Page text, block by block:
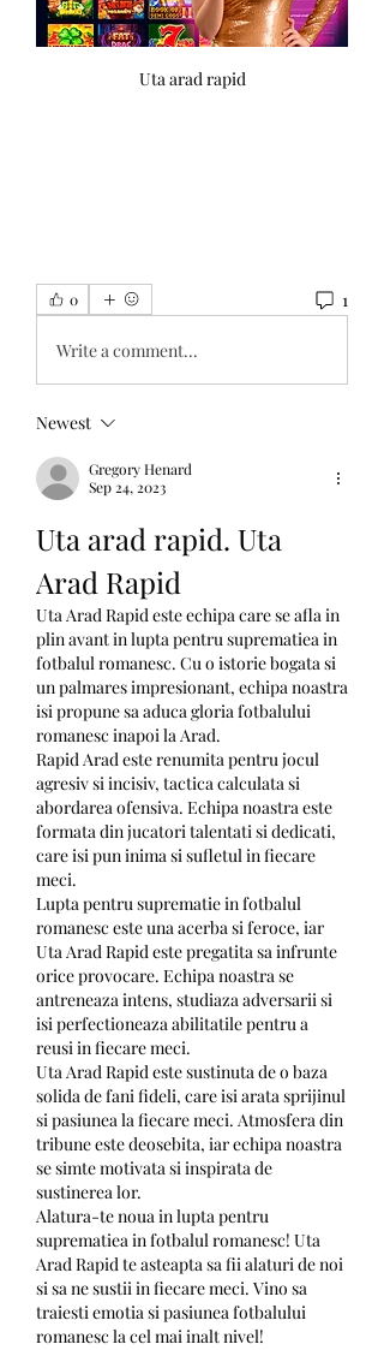
Uta arad rapid
0 1
Write a comment...
Newest
Gregory Henard
Sep 24, 2023
Uta arad rapid. Uta
Arad Rapid
Uta Arad Rapid este echipa care se afla in
plin avant in lupta pentru suprematiea in
fotbalul romanesc. Cu o istorie bogata si
un palmares impresionant, echipa noastra
isi propune sa aduca gloria fotbalului
romanesc inapoi la Arad.
Rapid Arad este renumita pentru jocul
agresiv si incisiv, tactica calculata si
abordarea ofensiva. Echipa noastra este
formata din jucatori talentati si dedicati,
care isi pun inima si sufletul in fiecare
meci.
Lupta pentru suprematie in fotbalul
romanesc este una acerba si feroce, iar
Uta Arad Rapid este pregatita sa infrunte
orice provocare. Echipa noastra se
antreneaza intens, studiaza adversarii si
isi perfectioneaza abilitatile pentru a
reusi in fiecare meci.
Uta Arad Rapid este sustinuta de o baza
solida de fani fideli, care isi arata sprijinul
si pasiunea la fiecare meci. Atmosfera din
tribune este deosebita, iar echipa noastra
se simte motivata si inspirata de
sustinerea lor.
Alatura-te noua in lupta pentru
suprematiea in fotbalul romanesc! Uta
Arad Rapid te asteapta sa fii alaturi de noi
si sa ne sustii in fiecare meci. Vino sa
traiesti emotia si pasiunea fotbalului
romanesc la cel mai inalt nivel!